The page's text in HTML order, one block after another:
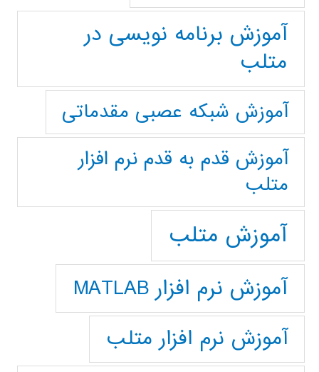
آموزش برنامه نویسی در
متلب
آموزش شبکه عصبی مقدماتی
آموزش قدم به قدم نرم افزار
متلب
آموزش متلب
آموزش نرم افزار MATLAB
آموزش نرم افزار متلب